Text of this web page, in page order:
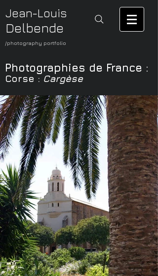
Jean-Louis
Delbende
/photography portfolio
Photographies de France :
Corse : Cargèse